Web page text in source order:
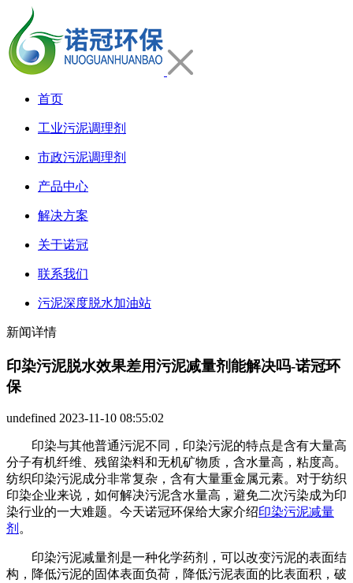
首页
工业污泥调理剂
市政污泥调理剂
产品中心
解决方案
关于诺冠
联系我们
污泥深度脱水加油站
新闻详情
印染污泥脱水效果差用污泥减量剂能解决吗-诺冠环
保
undefined 2023-11-10 08:55:02
印染与其他普通污泥不同，印染污泥的特点是含有大量高
分子有机纤维、残留染料和无机矿物质，含水量高，粘度高。
纺织印染污泥成分非常复杂，含有大量重金属元素。对于纺织
印染企业来说，如何解决污泥含水量高，避免二次污染成为印
染行业的一大难题。今天诺冠环保给大家介绍印染污泥减量
剂 。
印染污泥减量剂是一种化学药剂，可以改变污泥的表面结
构，降低污泥的固体表面负荷，降低污泥表面的比表面积，破